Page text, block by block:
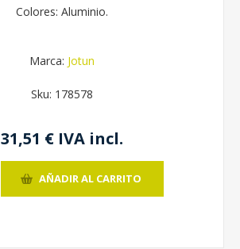
Colores: Aluminio.
Marca: Jotun
Sku: 178578
31,51 € IVA incl.
AÑADIR AL CARRITO